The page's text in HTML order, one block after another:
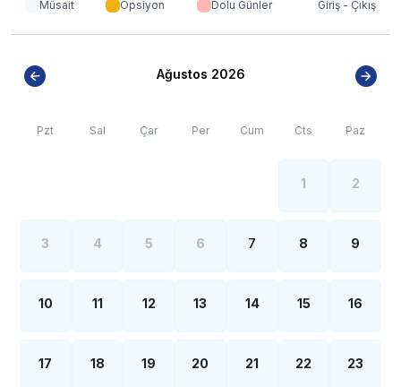
bulunmaktadır.
Müsait Opsiyon Dolu Günler Giriş - Çıkış
Ağustos 2026
Pzt Sal Çar Per Cum Cts Paz
1 2
3 4 5 6 7 8 9
10 11 12 13 14 15 16
17 18 19 20 21 22 23